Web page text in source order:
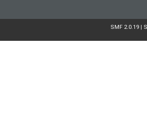
SMF 2.0.19|